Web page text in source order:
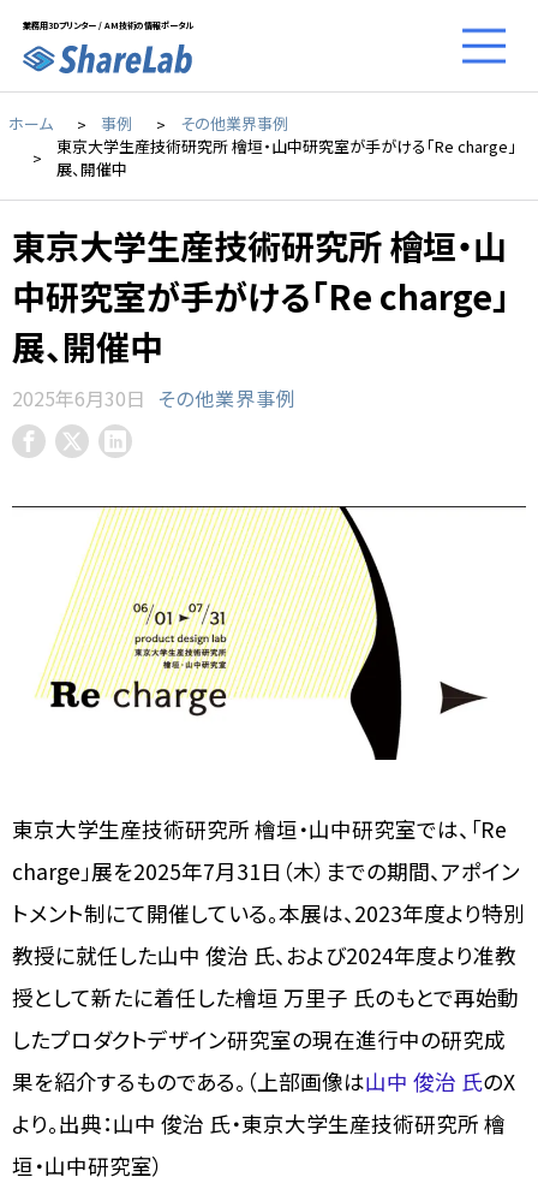
業務用3Dプリンター / AM技術の情報ポータル
ホーム 事例
その他業界事例
東京大学生産技術研究所 檜垣・山中研究室が手がける「Re charge」
展、開催中
東京大学生産技術研究所 檜垣・山
中研究室が手がける「Re charge」
展、開催中
2025年6月30日 その他業界事例
東京大学生産技術研究所 檜垣・山中研究室では、「Re
charge」展を2025年7月31日（木）までの期間、アポイン
トメント制にて開催している。本展は、2023年度より特別
教授に就任した山中 俊治 氏、および2024年度より准教
授として新たに着任した檜垣 万里子 氏のもとで再始動
したプロダクトデザイン研究室の現在進行中の研究成
果を紹介するものである。（上部画像は山中 俊治 氏のX
より。出典：山中 俊治 氏・東京大学生産技術研究所 檜
垣・山中研究室）